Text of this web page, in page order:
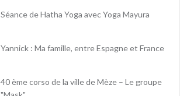
Séance de Hatha Yoga avec Yoga Mayura
Yannick : Ma famille, entre Espagne et France
40 ème corso de la ville de Mèze – Le groupe